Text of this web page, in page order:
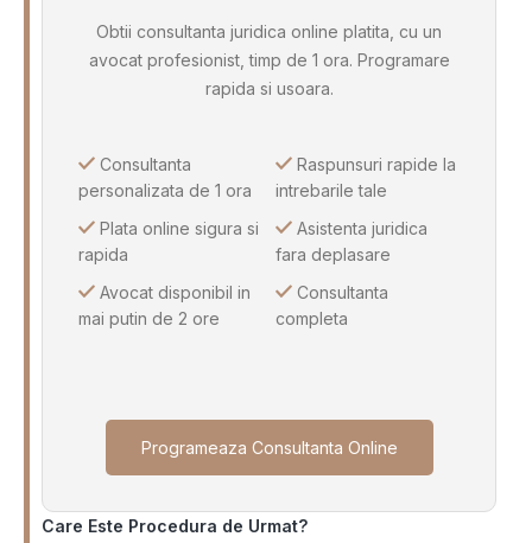
Obtii consultanta juridica online platita, cu un
avocat profesionist, timp de 1 ora. Programare
rapida si usoara.
Consultanta
personalizata de 1 ora
Plata online sigura si
rapida
Avocat disponibil in
mai putin de 2 ore
Raspunsuri rapide la
intrebarile tale
Asistenta juridica
fara deplasare
Consultanta
completa
Programeaza Consultanta Online
Care Este Procedura de Urmat?